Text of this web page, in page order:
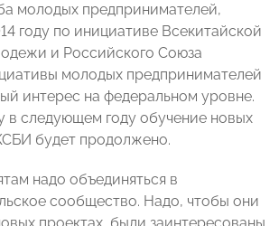
молодых предпринимателей,
году по инициативе Всекитайской
и Российского Союза
молодых предпринимателей
интерес на федеральном уровне.
в следующем году обучение новых
будет продолжено.
надо объединяться в
сообщество. Надо, чтобы они